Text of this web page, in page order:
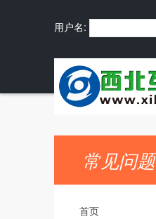
用户名:
常见问题
首页